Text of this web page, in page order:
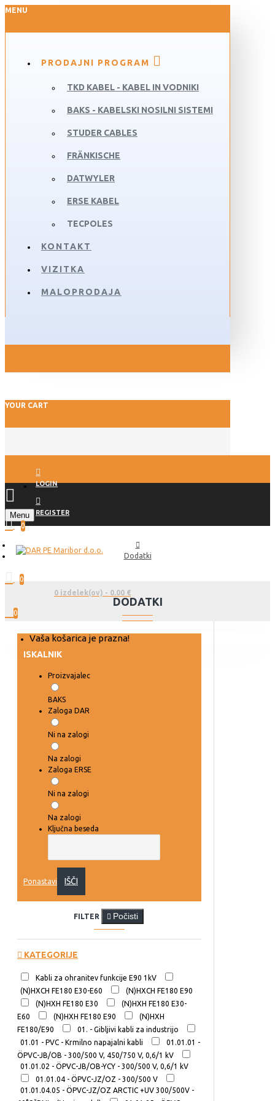
MENU
PRODAJNI PROGRAM
TKD KABEL - KABEL IN VODNIKI
BAKS - KABELSKI NOSILNI SISTEMI
STUDER CABLES
FRÄNKISCHE
DATWYLER
ERSE KABEL
TECPOLES
KONTAKT
VIZITKA
MALOPRODAJA
YOUR CART
LOGIN
REGISTER
Menu
0
0
0 izdelek(ov) - 0.00 €
0
Vaša košarica je prazna!
Dodatki
DODATKI
ISKALNIK
Proizvajalec
BAKS
Zaloga DAR
Ni na zalogi
Na zalogi
Zaloga ERSE
Ni na zalogi
Na zalogi
Ključna beseda
Ponastavi IŠČI
FILTER Počisti
KATEGORIJE
Kabli za ohranitev funkcije E90 1kV
(N)HXCH FE180 E30-E60
(N)HXCH FE180 E90
(N)HXH FE180 E30
(N)HXH FE180 E30-
E60
(N)HXH FE180 E90
(N)HXH
FE180/E90
01. - Gibljivi kabli za industrijo
01.01 - PVC - Krmilno napajalni kabli
01.01.01 -
ÖPVC-JB/OB - 300/500 V, 450/750 V, 0,6/1 kV
01.01.02 - ÖPVC-JB/OB-YCY - 300/500 V, 0,6/1 kV
01.01.04 - ÖPVC-JZ/OZ - 300/500 V
01.01.04.05 - ÖPVC-JZ/OZ ARCTIC +UV 300/500V -